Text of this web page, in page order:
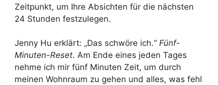
Zeitpunkt, um Ihre Absichten für die nächsten
24 Stunden festzulegen.
Jenny Hu erklärt: „Das schwöre ich.“ Fünf-
Minuten-Reset. Am Ende eines jeden Tages
nehme ich mir fünf Minuten Zeit, um durch
meinen Wohnraum zu gehen und alles, was fehl